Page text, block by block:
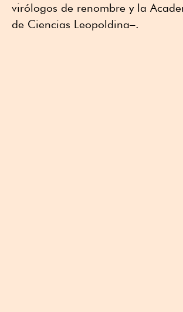
virólogos de renombre y la
de Ciencias Leopoldina–.